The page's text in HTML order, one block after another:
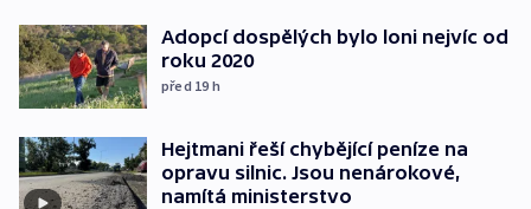
Adopcí dospělých bylo loni nejvíc od
roku 2020
před 19 h
Hejtmani řeší chybějící peníze na
opravu silnic. Jsou nenárokové,
namítá ministerstvo